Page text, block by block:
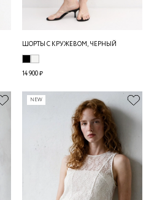
ШОРТЫ С КРУЖЕВОМ, ЧЕРНЫЙ
14 900 ₽
NEW